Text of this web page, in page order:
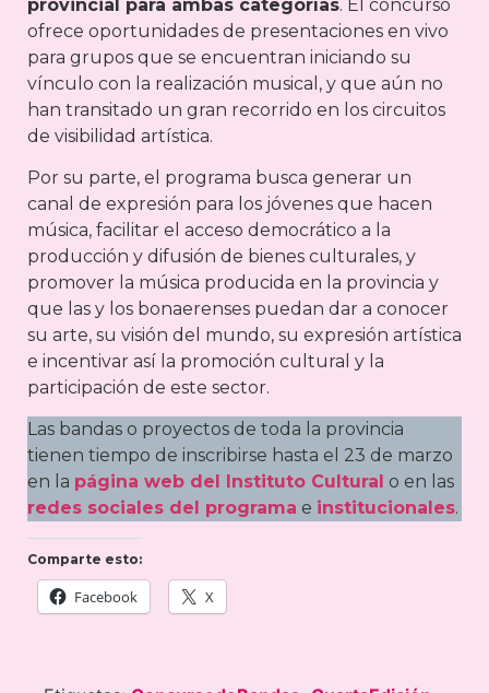
provincial para ambas categorías. El concurso
ofrece oportunidades de presentaciones en vivo
para grupos que se encuentran iniciando su
vínculo con la realización musical, y que aún no
han transitado un gran recorrido en los circuitos
de visibilidad artística.
Por su parte, el programa busca generar un
canal de expresión para los jóvenes que hacen
música, facilitar el acceso democrático a la
producción y difusión de bienes culturales, y
promover la música producida en la provincia y
que las y los bonaerenses puedan dar a conocer
su arte, su visión del mundo, su expresión artística
e incentivar así la promoción cultural y la
participación de este sector.
Las bandas o proyectos de toda la provincia
tienen tiempo de inscribirse hasta el 23 de marzo
en la página web del Instituto Cultural o en las
redes sociales del programa e institucionales.
Comparte esto:
Facebook X